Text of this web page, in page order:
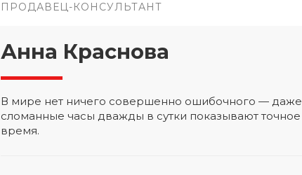
ПРОДАВЕЦ-КОНСУЛЬТАНТ
Анна Краснова
В мире нет ничего совершенно ошибочного — даже
сломанные часы дважды в сутки показывают точное
время.